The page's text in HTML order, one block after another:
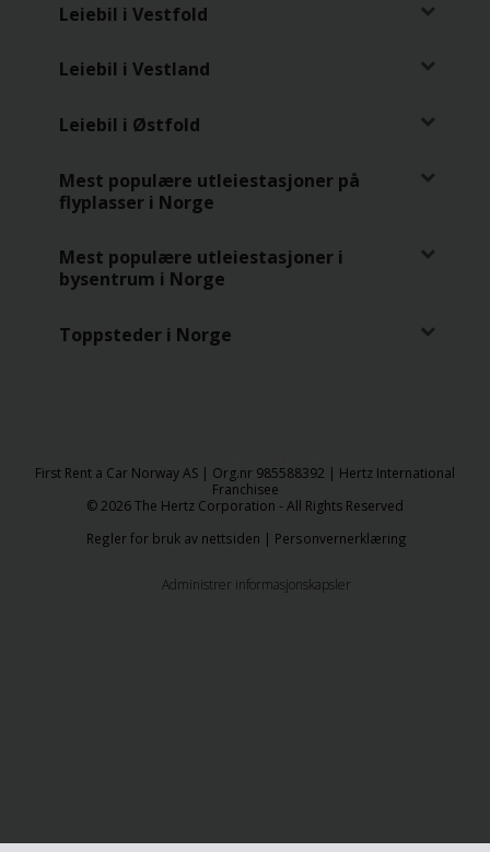
Leiebil i Vestfold
Leiebil i Vestland
Leiebil i Østfold
Mest populære utleiestasjoner på
flyplasser i Norge
Mest populære utleiestasjoner i
bysentrum i Norge
Toppsteder i Norge
​First Rent a Car Norway AS | Org.nr 985588392 | Hertz International
Franchisee
© 2026 The Hertz Corporation - All Rights Reserved
Regler for bruk av nettsiden | Personvernerklæring
Administrer informasjonskapsler